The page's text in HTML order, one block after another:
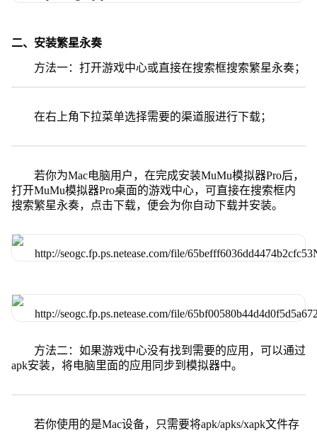
二、安装繁星永奏
方法一：打开游戏中心或直接在搜索框搜索繁星永奏；
在右上角下拉菜单选择需要的渠道服进行下载；
若你为Mac电脑用户，在完成安装MuMu模拟器Pro后，
打开MuMu模拟器Pro桌面的游戏中心，可直接在搜索框内
搜索繁星永奏，点击下载，便会为你自动下载并安装。
方法二：如果游戏中心没有找到需要的应用，可以通过
apk安装，将电脑里面的应用同步到模拟器中。
若你使用的是Mac设备，只需要将apk/apks/xapk文件存